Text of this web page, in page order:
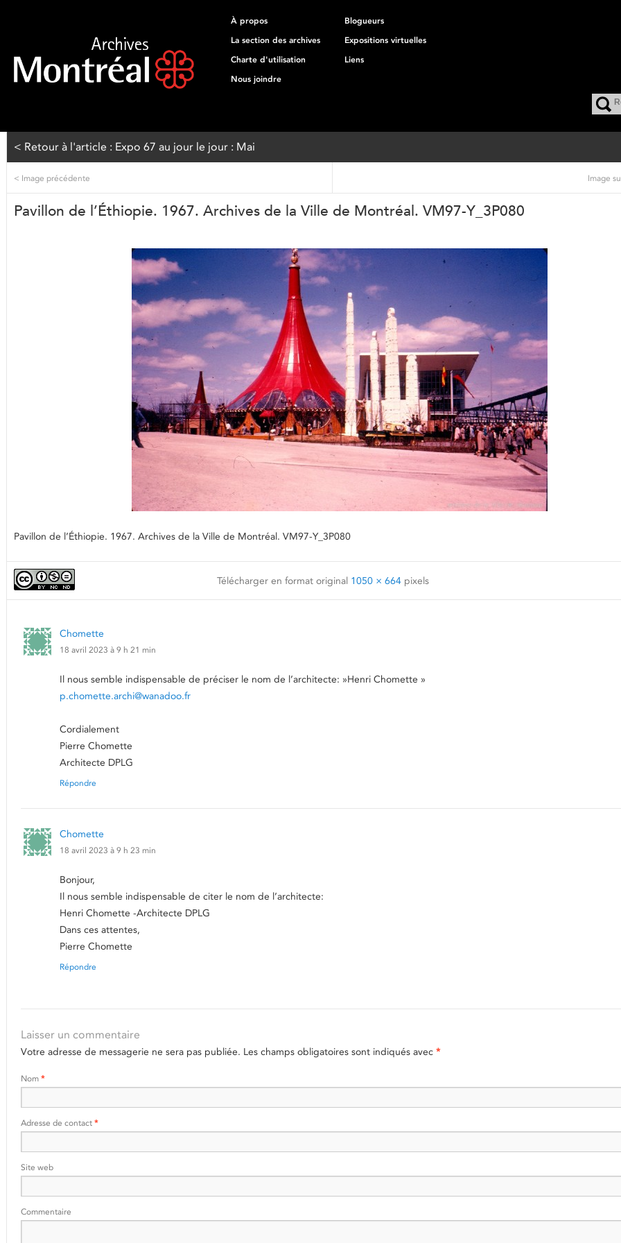
À propos
Blogueurs
La section des archives
Expositions virtuelles
Charte d'utilisation
Liens
Nous joindre
< Retour à l'article : Expo 67 au jour le jour : Mai
< Image précédente Image
Pavillon de l’Éthiopie. 1967. Archives de la Ville de Montréal. VM97-Y_3P080
Pavillon de l’Éthiopie. 1967. Archives de la Ville de Montréal. VM97-Y_3P080
Télécharger en format original 1050 × 664pixels
Chomette
18 avril 2023 à 9 h 21 min
Il nous semble indispensable de préciser le nom de l’architecte: »Henri Chomette »
p.chomette.archi@wanadoo.fr
Cordialement
Pierre Chomette
Architecte DPLG
Répondre
Chomette
18 avril 2023 à 9 h 23 min
Bonjour,
Il nous semble indispensable de citer le nom de l’architecte:
Henri Chomette -Architecte DPLG
Dans ces attentes,
Pierre Chomette
Répondre
Laisser un commentaire
Votre adresse de messagerie ne sera pas publiée. Les champs obligatoires sont indiqués avec *
Nom *
Adresse de contact *
Site web
Commentaire